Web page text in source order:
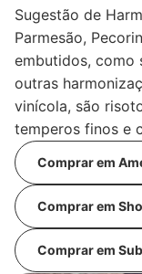
Sugestão de
Parmesão,
embutidos, como
outras
vinícola, são
temperos finos e
Comprar em
Comprar em
Comprar em